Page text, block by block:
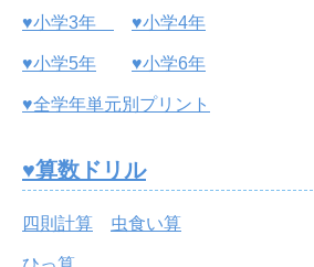
♥小学3年 ♥小学4年
♥小学5年 ♥小学6年
♥全学年単元別プリント
♥算数ドリル
四則計算 虫食い算